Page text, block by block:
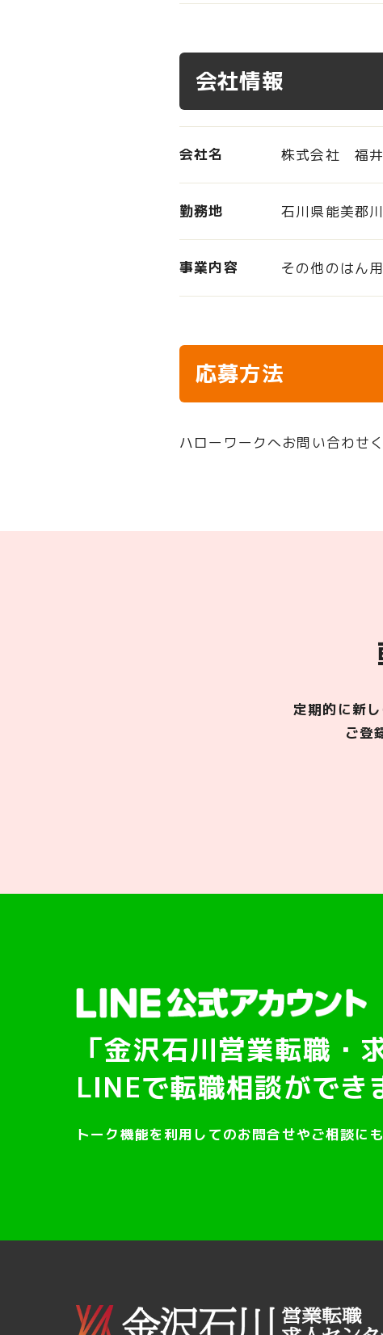
会社情報
会社名 株式会社 福
勤務地 石川県能美郡
事業内容 その他のはん
応募方法
ハローワークへお問い合わせく
定期的に新
ご登
「金沢石川営業転職・
LINEで転職相談ができ
トーク機能を利用してのお問合せやご相談に